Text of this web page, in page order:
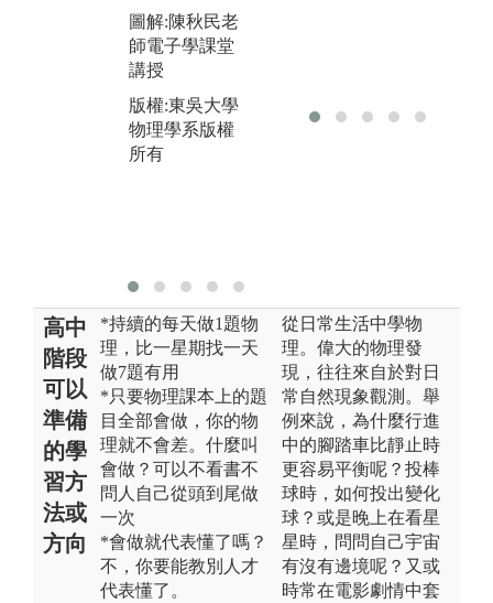
圖解:陳秋民老
師電子學課堂
講授
版權:東吳大學
物理學系版權
所有
物理學系版權
高中
階段
可以
準備
的學
習方
法或
方向
*持續的每天做1題物
理，比一星期找一天
做7題有用
*只要物理課本上的題
目全部會做，你的物
理就不會差。什麼叫
會做？可以不看書不
問人自己從頭到尾做
一次
*會做就代表懂了嗎？
不，你要能教別人才
代表懂了。
從日常生活中學物
理。偉大的物理發
現，往往來自於對日
常自然現象觀測。舉
例來說，為什麼行進
中的腳踏車比靜止時
更容易平衡呢？投棒
球時，如何投出變化
球？或是晚上在看星
星時，問問自己宇宙
有沒有邊境呢？又或
時常在電影劇情中套